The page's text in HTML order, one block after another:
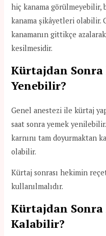
hiç kanama görülmeyebilir,
kanama şikâyetleri olabilir.
kanamanın gittikçe
kesilmesidir.
Kürtajdan Sonra
Yenebilir?
Genel anestezi ile kürtaj
saat sonra yemek
karnını tam doyurmaktan
olabilir.
Kürtaj sonrası hekimin
kullanılmalıdır.
Kürtajdan Sonra
Kalabilir?